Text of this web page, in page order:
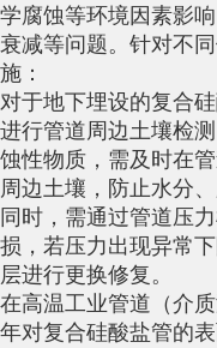
学腐蚀等环境因素影
衰减等问题。针对不
施：
对于地下埋设的复合
进行管道周边土壤检
蚀性物质，需及时在
周边土壤，防止水分
同时，需通过管道压
损，若压力出现异常
层进行更换修复。
在高温工业管道（介
年对复合硅酸盐管的